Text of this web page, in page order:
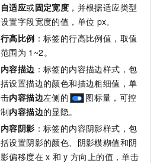
自适应或固定宽度 ，并根据适应类型
设置字段宽度的值，单位 px。
行高比例 ：标签的行高比例值，取值
范围为 1~2。
内容描边 ：标签的内容描边样式，包
括设置描边的颜色和描边粗细值，单
击内容描边左侧的
图标量，可控
制内容描边的显隐。
内容阴影 ：标签的内容阴影样式，包
括设置阴影的颜色、阴影模糊值和阴
影偏移度在 x 和 y 方向上的值，单击